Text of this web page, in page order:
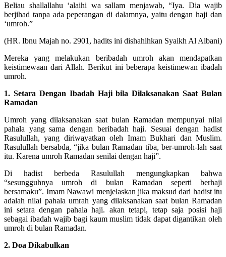
Beliau shallallahu ‘alaihi wa sallam menjawab, “Iya. Dia wajib
berjihad tanpa ada peperangan di dalamnya, yaitu dengan haji dan
‘umroh.”
(HR. Ibnu Majah no. 2901, hadits ini dishahihkan Syaikh Al Albani)
Mereka yang melakukan beribadah umroh akan mendapatkan
keistimewaan dari Allah. Berikut ini beberapa keistimewan ibadah
umroh.
1. Setara Dengan Ibadah Haji bila Dilaksanakan Saat Bulan
Ramadan
Umroh yang dilaksanakan saat bulan Ramadan mempunyai nilai
pahala yang sama dengan beribadah haji. Sesuai dengan hadist
Rasulullah, yang diriwayatkan oleh Imam Bukhari dan Muslim.
Rasulullah bersabda, “jika bulan Ramadan tiba, ber-umroh-lah saat
itu. Karena umroh Ramadan senilai dengan haji”.
Di hadist berbeda Rasulullah mengungkapkan bahwa
“sesungguhnya umroh di bulan Ramadan seperti berhaji
bersamaku”. Imam Nawawi menjelaskan jika maksud dari hadist itu
adalah nilai pahala umrah yang dilaksanakan saat bulan Ramadan
ini setara dengan pahala haji. akan tetapi, tetap saja posisi haji
sebagai ibadah wajib bagi kaum muslim tidak dapat digantikan oleh
umroh di bulan Ramadan.
2. Doa Dikabulkan